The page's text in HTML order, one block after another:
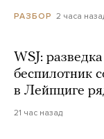
РАЗБОР 2 часа
WSJ:
беспилотник
в Лейпциге
21 час назад